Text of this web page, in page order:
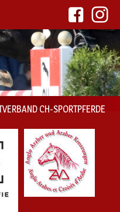
CH-SPORTPFERDE